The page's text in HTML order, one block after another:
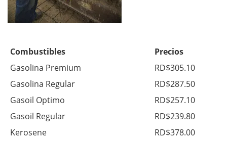
Combustibles
Precios
Gasolina Premium
RD$305.10
Gasolina Regular
RD$287.50
Gasoil Optimo
RD$257.10
Gasoil Regular
RD$239.80
Kerosene
RD$378.00